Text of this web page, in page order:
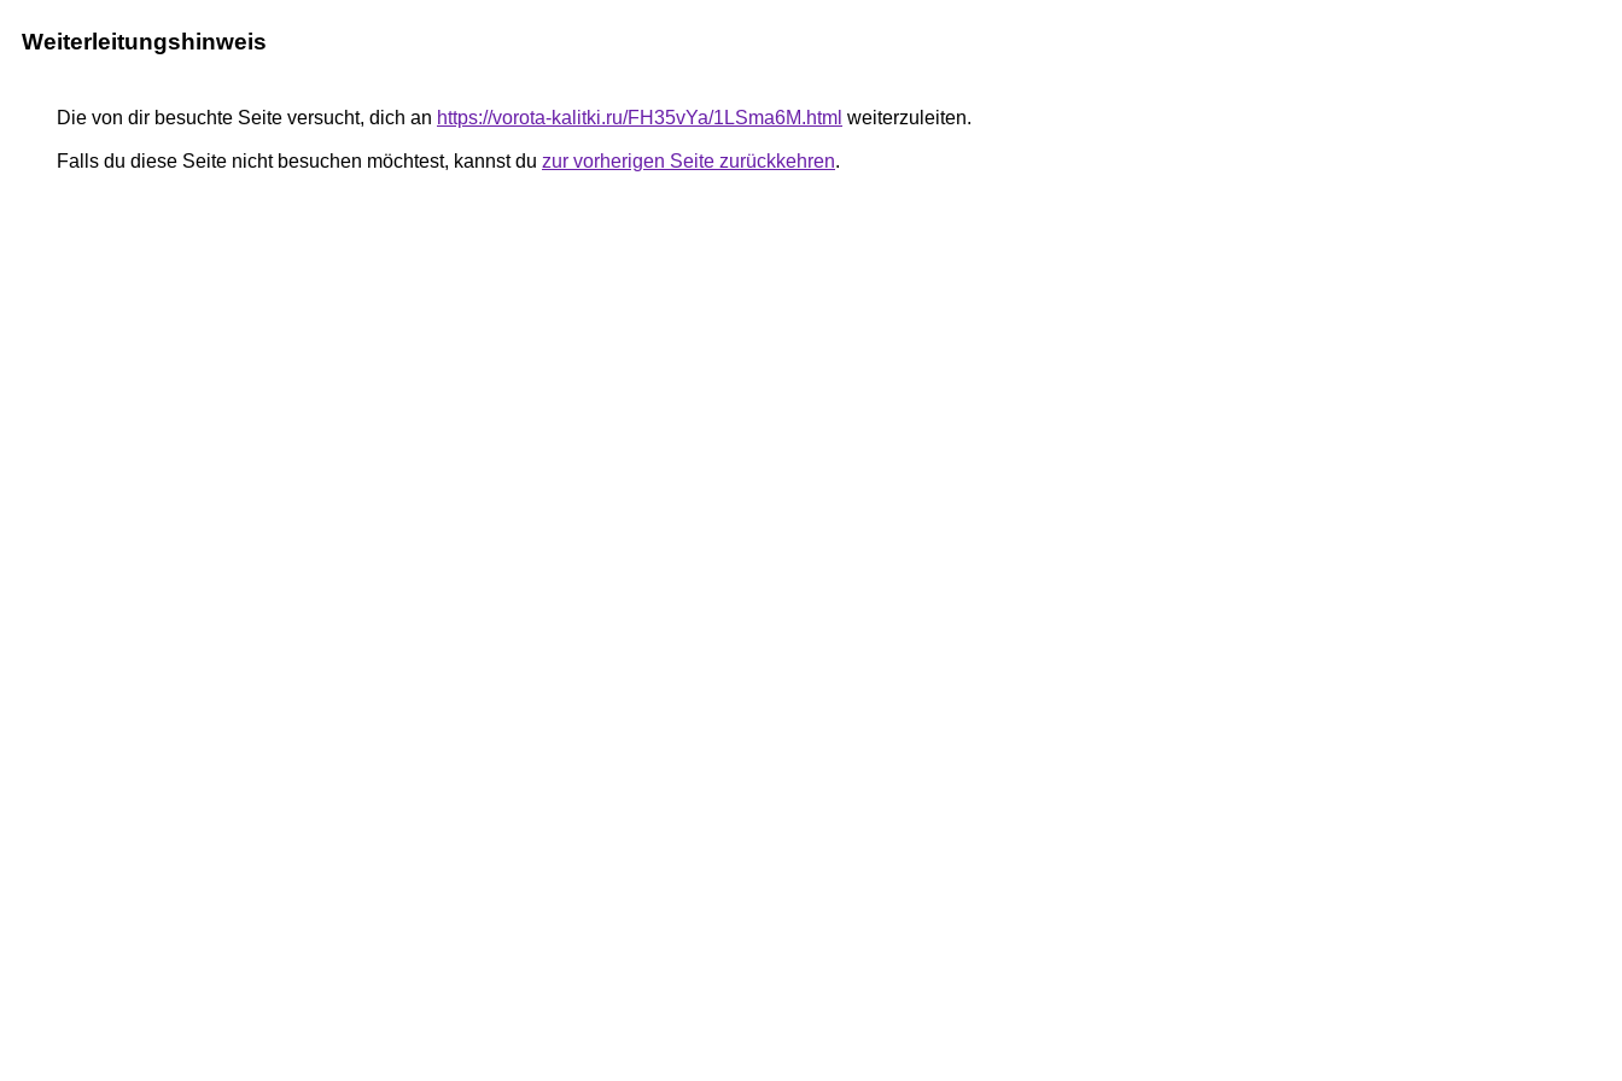
Weiterleitungshinweis
Die von dir besuchte Seite versucht, dich an https://vorota-kalitki.ru/FH35vYa/1LSma6M.html weiterzuleiten.
Falls du diese Seite nicht besuchen möchtest, kannst du zur vorherigen Seite zurückkehren.